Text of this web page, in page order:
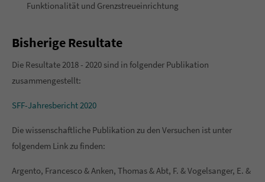
Funktionalität und Grenzstreueinrichtung
Bisherige Resultate
Die Resultate 2018 - 2020 sind in folgender Publikation
zusammengestellt:
SFF-Jahresbericht 2020
Die wissenschaftliche Publikation zu den Versuchen ist unter
folgendem Link zu finden:
Argento, Francesco & Anken, Thomas & Abt, F. & Vogelsanger, E. &